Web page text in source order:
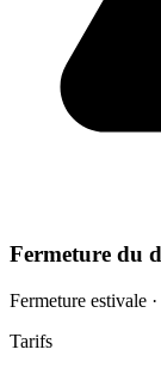
Fermeture du
Fermeture estivale
Tarifs